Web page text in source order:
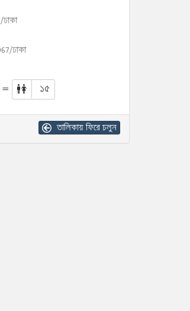
ঢাকা
= ১৫
তালিকায় ফিরে চলুন